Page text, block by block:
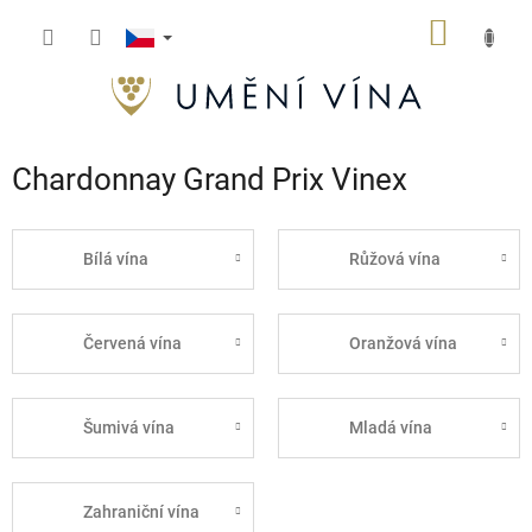
Chardonnay Grand Prix Vinex
Bílá vína Růžová vína
Červená vína Oranžová vína
Šumivá vína Mladá vína
Zahraniční vína